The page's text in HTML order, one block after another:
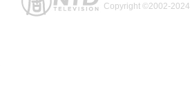
Copyright ©2002-2024